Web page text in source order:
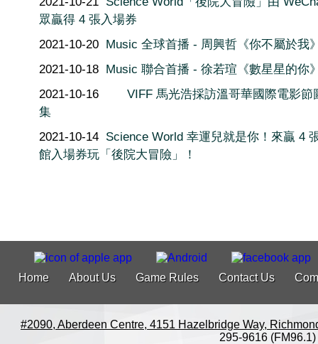
眾贏得 4 張入場券
2021-10-20 Music 全球首播 - 周興哲《你不屬於我
2021-10-18 Music 聯合首播 - 徐若瑄《數星星的你
2021-10-16
VIFF 馬光浩採訪溫哥華國際電影節
集
2021-10-14 Science World 幸運兒就是你！來贏 4
館入場券玩「後院大冒險」！
Home About Us Game Rules Contact Us
#2090, Aberdeen Centre, 4151 Hazelbridge Way,
295-9616 (FM96.1)